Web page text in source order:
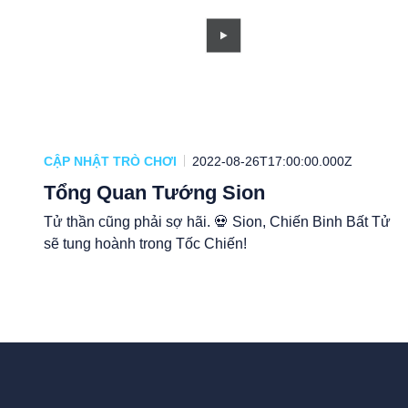
CẬP NHẬT TRÒ CHƠI 2022-08-26T17:00:00.000Z
Tổng Quan Tướng Sion
Tử thần cũng phải sợ hãi. 💀 Sion, Chiến Binh Bất Tử
sẽ tung hoành trong Tốc Chiến!